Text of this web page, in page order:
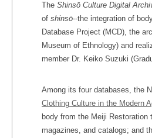
The Shinsō Culture Digital
of shinsō--the integration of
Database Project (MCD), the
Museum of Ethnology) and
member Dr. Keiko Suzuki
Among its four databases, the
Clothing Culture in the Modern
body from the Meiji Restoration
magazines, and catalogs; and